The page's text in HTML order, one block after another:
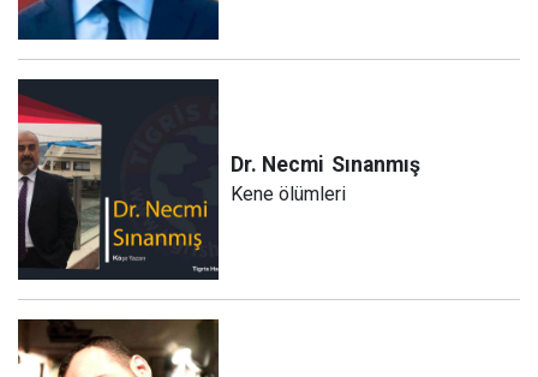
Dr. Necmi Sınanmış
Kene ölümleri